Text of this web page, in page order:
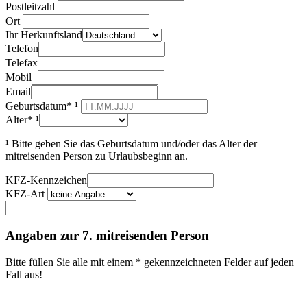
Postleitzahl
Ort
Ihr Herkunftsland
Telefon
Telefax
Mobil
Email
Geburtsdatum* ¹
Alter* ¹
¹ Bitte geben Sie das Geburtsdatum und/oder das Alter der
mitreisenden Person zu Urlaubsbeginn an.
KFZ-Kennzeichen
KFZ-Art
Angaben zur 7. mitreisenden Person
Bitte füllen Sie alle mit einem * gekennzeichneten Felder auf jeden
Fall aus!